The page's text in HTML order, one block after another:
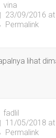
vina
23/09/2016 at
Permalink
lihat
fadlil
11/05/2018 at
Permalink